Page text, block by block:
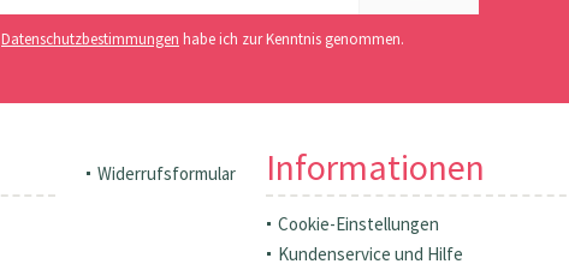
Datenschutzbestimmungen habe ich zur Kenntnis genommen.
Widerrufsformular Informationen
Cookie-Einstellungen
Kundenservice und Hilfe